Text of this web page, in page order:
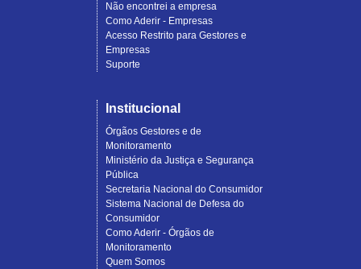
Não encontrei a empresa
Como Aderir - Empresas
Acesso Restrito para Gestores e
Empresas
Suporte
Institucional
Órgãos Gestores e de
Monitoramento
Ministério da Justiça e Segurança
Pública
Secretaria Nacional do Consumidor
Sistema Nacional de Defesa do
Consumidor
Como Aderir - Órgãos de
Monitoramento
Quem Somos